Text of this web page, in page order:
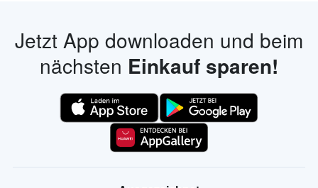
Jetzt App downloaden und beim
nächsten Einkauf sparen!